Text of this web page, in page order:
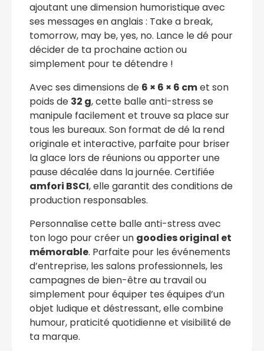
ajoutant une dimension humoristique avec
ses messages en anglais : Take a break,
tomorrow, may be, yes, no. Lance le dé pour
décider de ta prochaine action ou
simplement pour te détendre !
Avec ses dimensions de 6 × 6 × 6 cmet son
poids de 32 g, cette balle anti-stress se
manipule facilement et trouve sa place sur
tous les bureaux. Son format de dé la rend
originale et interactive, parfaite pour briser
la glace lors de réunions ou apporter une
pause décalée dans la journée. Certifiée
amfori BSCI, elle garantit des conditions de
production responsables.
Personnalise cette balle anti-stress avec
ton logo pour créer un goodies original et
mémorable. Parfaite pour les événements
d’entreprise, les salons professionnels, les
campagnes de bien-être au travail ou
simplement pour équiper tes équipes d’un
objet ludique et déstressant, elle combine
humour, praticité quotidienne et visibilité de
ta marque.